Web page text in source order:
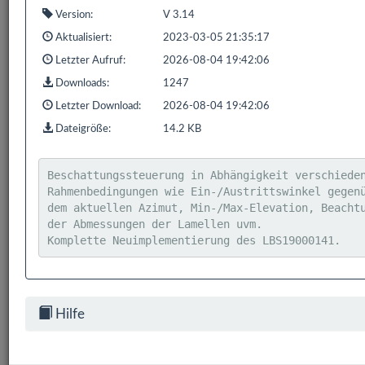
Version: V 3.14
Aktualisiert: 2023-03-05 21:35:17
Letzter Aufruf: 2026-08-04 19:42:06
Downloads: 1247
Letzter Download: 2026-08-04 19:42:06
Dateigröße: 14.2 KB
Beschattungssteuerung in Abhängigkeit
Rahmenbedingungen wie Ein-/Austrittswinkel
dem aktuellen Azimut, Min-/Max-Elevation,
der Abmessungen der Lamellen uvm.
Komplette Neuimplementierung des LBS19000141.
Hilfe